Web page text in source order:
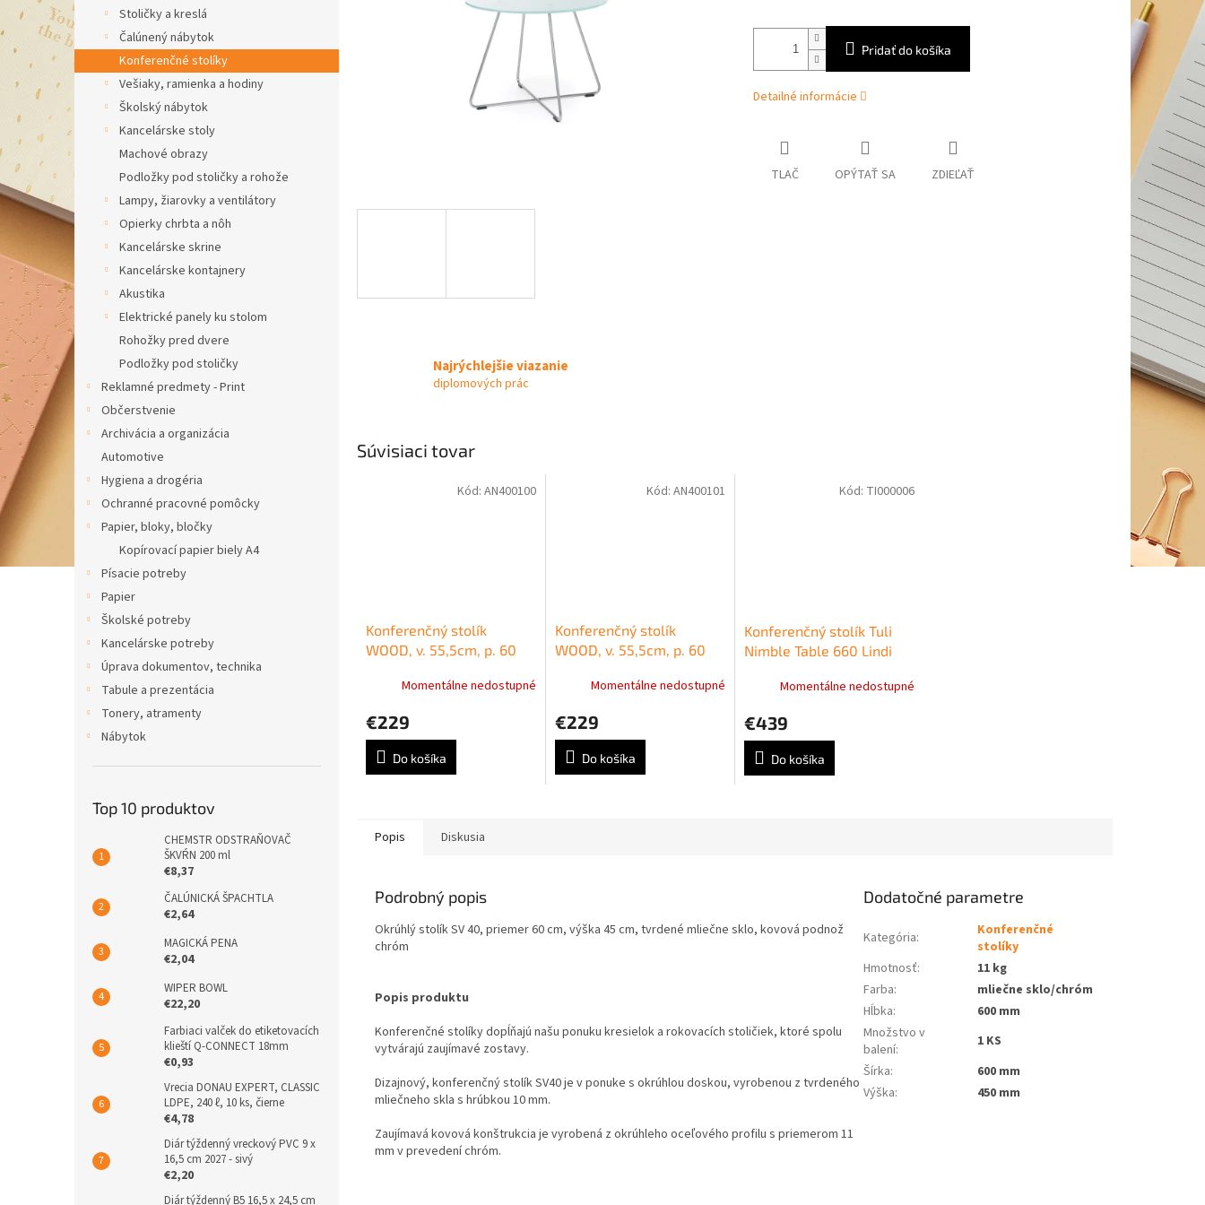
Stoličky a kreslá
Čalúnený nábytok
Konferenčné stolíky
Vešiaky, ramienka a hodiny
Školský nábytok
Kancelárske stoly
Machové obrazy
Podložky pod stoličky a rohože
Lampy, žiarovky a ventilátory
Opierky chrbta a nôh
Kancelárske skrine
Kancelárske kontajnery
Akustika
Elektrické panely ku stolom
Rohožky pred dvere
Podložky pod stoličky
Reklamné predmety - Print
Občerstvenie
Archivácia a organizácia
Automotive
Hygiena a drogéria
Ochranné pracovné pomôcky
Papier, bloky, bločky
Kopírovací papier biely A4
Písacie potreby
Papier
Školské potreby
Kancelárske potreby
Úprava dokumentov, technika
Tabule a prezentácia
Tonery, atramenty
Nábytok
Top 10 produktov
CHEMSTR ODSTRAŇOVAČ
ŠKVŔN 200 ml
€8,37
ČALÚNICKÁ ŠPACHTLA
€2,64
MAGICKÁ PENA
€2,04
WIPER BOWL
€22,20
Farbiaci valček do etiketovacích
klieští Q-CONNECT 18mm
€0,93
Vrecia DONAU EXPERT, CLASSIC
LDPE, 240 ℓ, 10 ks, čierne
€4,78
Diár týždenný vreckový PVC 9 x
16,5 cm 2027 - sivý
€2,20
Diár týždenný B5 16,5 x 24,5 cm
Pridať do košíka
Detailné informácie
TLAČ OPÝTAŤ SA ZDIEĽAŤ
Najrýchlejšie viazanie
diplomových prác
Súvisiaci tovar
Konferenčný stolík
WOOD, v. 55,5cm, p. 60
Momentálne nedostupné
€229
Do košíka
Kód: AN400100
Konferenčný stolík
WOOD, v. 55,5cm, p. 60
podnož buk
Momentálne nedostupné
€229
Do košíka
Kód: AN400101
Konferenčný stolík Tuli
Nimble Table 660 Lindi
Momentálne nedostupné
€439
Do košíka
Kód: TI000006
Popis Diskusia
Podrobný popis
Okrúhlý stolík SV 40, priemer 60 cm, výška 45 cm, tvrdené mliečne sklo, kovová podnož
chróm
Popis produktu
Konferenčné stolíky dopĺňajú našu ponuku kresielok a rokovacích stoličiek, ktoré spolu
vytvárajú zaujímavé zostavy.
Dizajnový, konferenčný stolík SV40 je v ponuke s okrúhlou doskou, vyrobenou z tvrdeného
mliečneho skla s hrúbkou 10 mm.
Zaujímavá kovová konštrukcia je vyrobená z okrúhleho oceľového profilu s priemerom 11
mm v prevedení chróm.
Dodatočné parametre
Kategória:
Konferenčné
stolíky
Hmotnosť:
11 kg
Farba:
mliečne sklo/chróm
Hĺbka:
600 mm
Množstvo v
balení:
1 KS
Šírka:
600 mm
Výška: 450 mm